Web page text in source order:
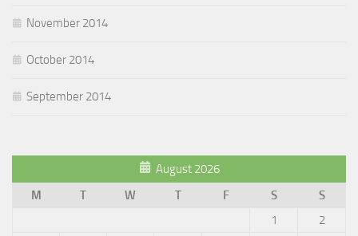
November 2014
October 2014
September 2014
August 2026
M
T W T F S S
1
2